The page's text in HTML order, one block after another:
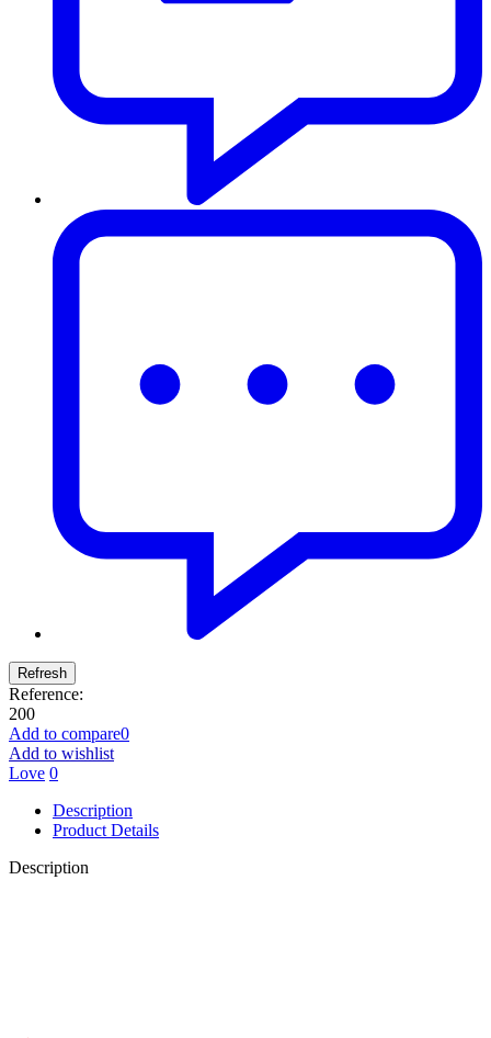
Reference:
200
Add to compare0
Add to wishlist
Love 0
Description
Product Details
Description